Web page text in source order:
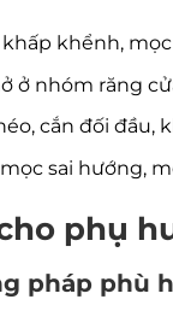
khểnh,
ở nhóm răng
cắn đối đầu,
sai hướng,
phụ
pháp phù